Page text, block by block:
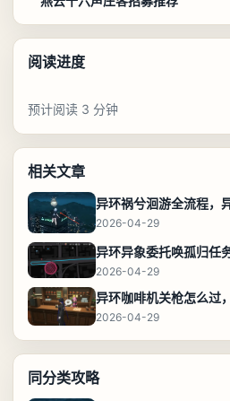
阅读进度
预计阅读 3 分钟
相关文章
异环祸兮洄游全流程，
2026-04-29
2026-04-29
异环咖啡机关枪怎么过
2026-04-29
同分类攻略